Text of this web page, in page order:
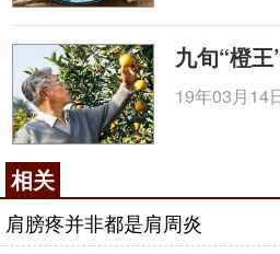
拍打疗法每天早晚各做1
捏筋辅助手法
步骤一：引伸三式
九旬“橙
19年03月14
相关
肩膀疼并非都是肩周炎